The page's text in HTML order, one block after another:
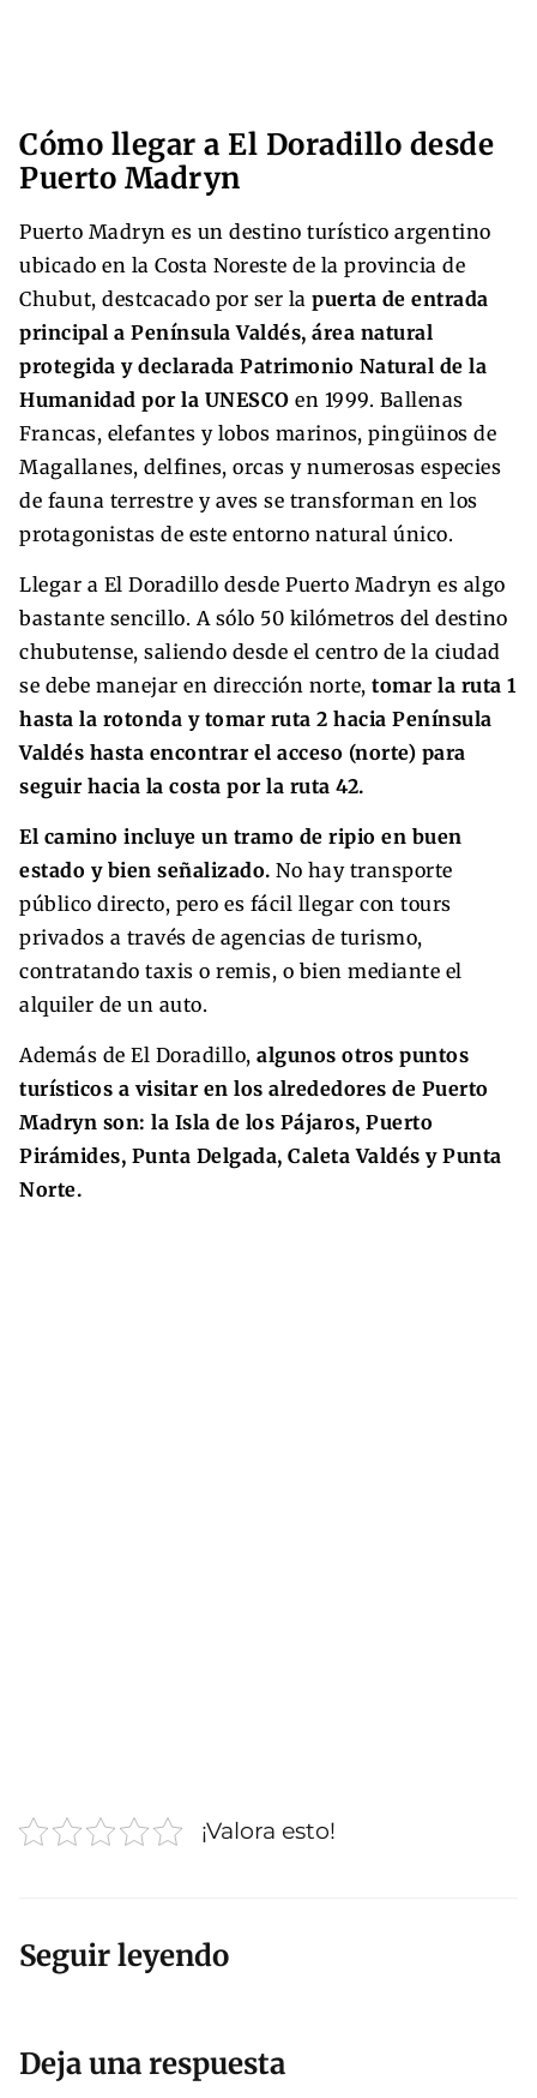
Cómo llegar a El Doradillo desde
Puerto Madryn
Puerto Madryn es un destino turístico argentino
ubicado en la Costa Noreste de la provincia de
Chubut, destcacado por ser la puerta de entrada
principal a Península Valdés, área natural
protegida y declarada Patrimonio Natural de la
Humanidad por la UNESCO en 1999. Ballenas
Francas, elefantes y lobos marinos, pingüinos de
Magallanes, delfines, orcas y numerosas especies
de fauna terrestre y aves se transforman en los
protagonistas de este entorno natural único.
Llegar a El Doradillo desde Puerto Madryn es algo
bastante sencillo. A sólo 50 kilómetros del destino
chubutense, saliendo desde el centro de la ciudad
se debe manejar en dirección norte, tomar la ruta 1
hasta la rotonda y tomar ruta 2 hacia Península
Valdés hasta encontrar el acceso (norte) para
seguir hacia la costa por la ruta 42.
El camino incluye un tramo de ripio en buen
estado y bien señalizado. No hay transporte
público directo, pero es fácil llegar con tours
privados a través de agencias de turismo,
contratando taxis o remis, o bien mediante el
alquiler de un auto.
Además de El Doradillo, algunos otros puntos
turísticos a visitar en los alrededores de Puerto
Madryn son: la Isla de los Pájaros, Puerto
Pirámides, Punta Delgada, Caleta Valdés y Punta
Norte.
¡Valora esto!
Seguir leyendo
Deja una respuesta